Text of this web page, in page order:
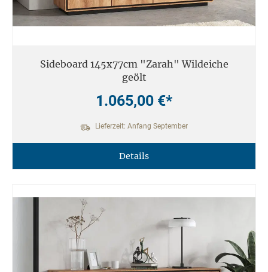
Sideboard 145x77cm "Zarah" Wildeiche
geölt
1.065,00 €*
Lieferzeit: Anfang September
Details